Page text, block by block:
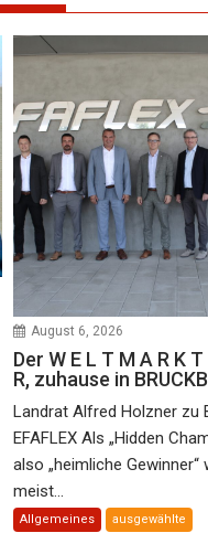
August 6, 2026
Der W E L T M A R K T
R, zuhause in
Landrat Alfred Holzner zu
EFAFLEX Als „Hidden
also „heimliche Gewinner“
meist...
Allgemeines ausgewählte